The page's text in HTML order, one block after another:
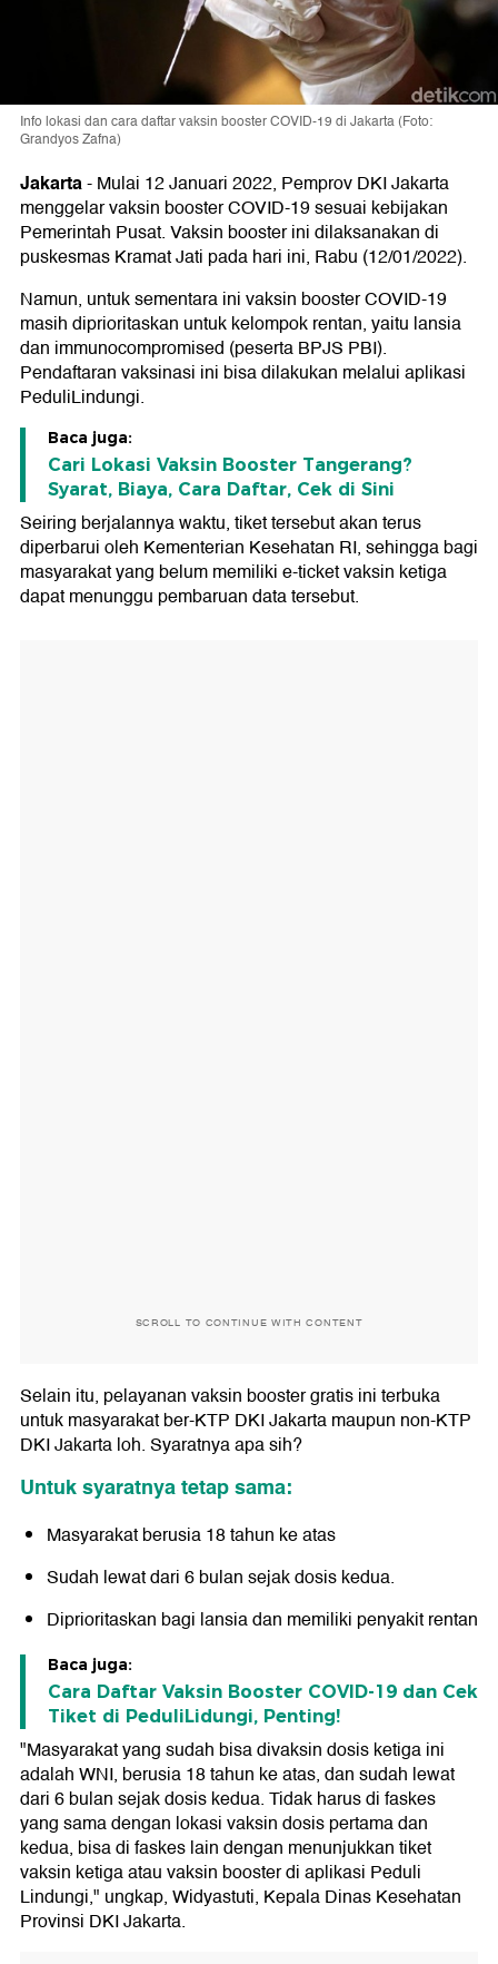
Info lokasi dan cara daftar vaksin booster COVID-19 di Jakarta (Foto:
Grandyos Zafna)
Jakarta-Mulai 12 Januari 2022, Pemprov DKI Jakarta
menggelar vaksin booster COVID-19 sesuai kebijakan
Pemerintah Pusat. Vaksin booster ini dilaksanakan di
puskesmas Kramat Jati pada hari ini, Rabu (12/01/2022).
Namun, untuk sementara ini vaksin booster COVID-19
masih diprioritaskan untuk kelompok rentan, yaitu lansia
dan immunocompromised (peserta BPJS PBI).
Pendaftaran vaksinasi ini bisa dilakukan melalui aplikasi
PeduliLindungi.
Baca juga:
Cari Lokasi Vaksin Booster Tangerang?
Syarat, Biaya, Cara Daftar, Cek di Sini
Seiring berjalannya waktu, tiket tersebut akan terus
diperbarui oleh Kementerian Kesehatan RI, sehingga bagi
masyarakat yang belum memiliki e-ticket vaksin ketiga
dapat menunggu pembaruan data tersebut.
SCROLL TO CONTINUE WITH CONTENT
Selain itu, pelayanan vaksin booster gratis ini terbuka
untuk masyarakat ber-KTP DKI Jakarta maupun non-KTP
DKI Jakarta loh. Syaratnya apa sih?
Untuk syaratnya tetap sama:
Masyarakat berusia 18 tahun ke atas
Sudah lewat dari 6 bulan sejak dosis kedua.
Diprioritaskan bagi lansia dan memiliki penyakit rentan
Baca juga:
Cara Daftar Vaksin Booster COVID-19 dan Cek
Tiket di PeduliLidungi, Penting!
"Masyarakat yang sudah bisa divaksin dosis ketiga ini
adalah WNI, berusia 18 tahun ke atas, dan sudah lewat
dari 6 bulan sejak dosis kedua. Tidak harus di faskes
yang sama dengan lokasi vaksin dosis pertama dan
kedua, bisa di faskes lain dengan menunjukkan tiket
vaksin ketiga atau vaksin booster di aplikasi Peduli
Lindungi," ungkap, Widyastuti, Kepala Dinas Kesehatan
Provinsi DKI Jakarta.